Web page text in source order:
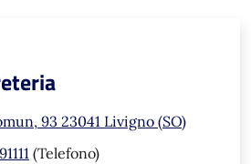
93 23041 Livigno (SO)
(Telefono)